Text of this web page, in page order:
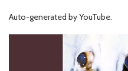
Auto-generated by YouTube.